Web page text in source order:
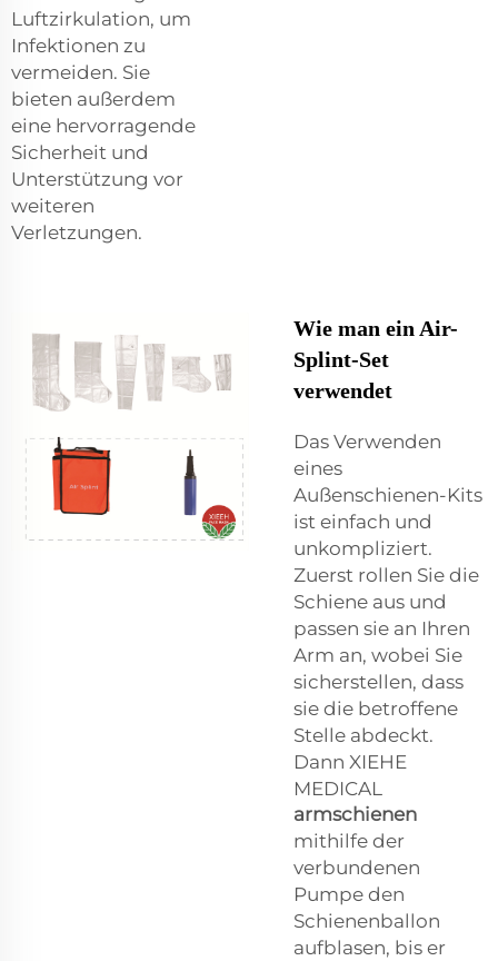
Luftzirkulation, um
Infektionen zu
vermeiden. Sie
bieten außerdem
eine hervorragende
Sicherheit und
Unterstützung vor
weiteren
Verletzungen.
Wie man ein Air-
Splint-Set
verwendet
Das Verwenden
eines
Außenschienen-Kits
ist einfach und
unkompliziert.
Zuerst rollen Sie die
Schiene aus und
passen sie an Ihren
Arm an, wobei Sie
sicherstellen, dass
sie die betroffene
Stelle abdeckt.
Dann XIEHE
MEDICAL
armschienen
mithilfe der
verbundenen
Pumpe den
Schienenballon
aufblasen, bis er